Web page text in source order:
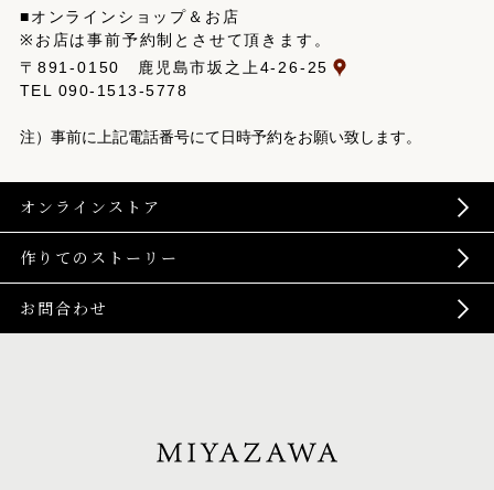
■オンラインショップ＆お店
※お店は事前予約制とさせて頂きます。
〒891-0150 鹿児島市坂之上4-26-25
TEL 090-1513-5778
注）事前に上記電話番号にて日時予約をお願い致します。
オンラインストア
作りてのストーリー
お問合わせ